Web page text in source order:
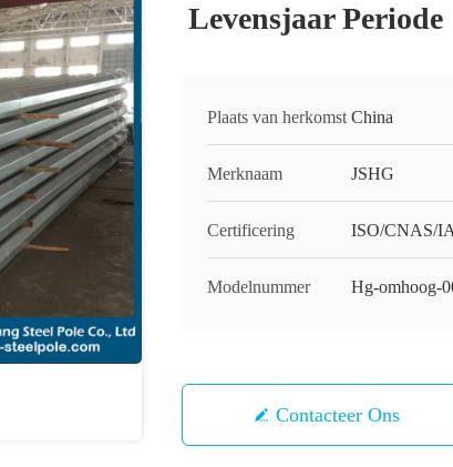
Levensjaar Periode
Plaats van herkomst China
Merknaam JSHG
Certificering ISO/CNAS/
Modelnummer Hg-omhoog-
Contacteer Ons